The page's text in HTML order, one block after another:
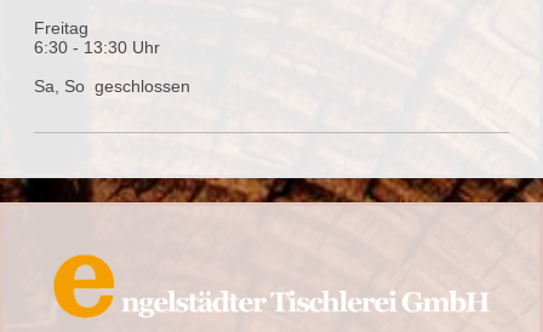
Freitag
6:30 - 13:30 Uhr
Sa, So geschlossen